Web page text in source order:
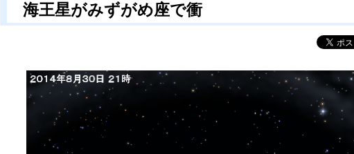
海王星がみずがめ座で衝